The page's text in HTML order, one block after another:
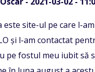
este site-ul pe care l-
și l-am contactat
pe fostul meu iubit să